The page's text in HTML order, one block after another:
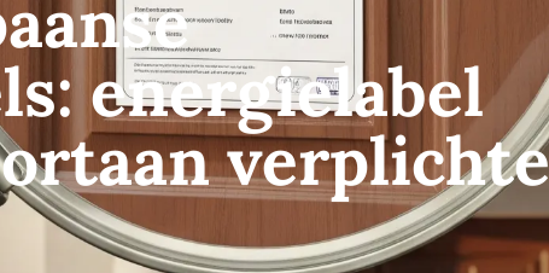
energielabel
verplichte